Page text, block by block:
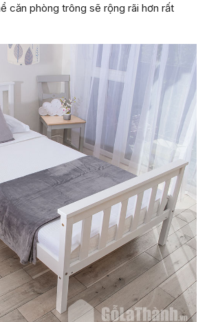
căn phòng trông sẽ rộng rãi hơn rất